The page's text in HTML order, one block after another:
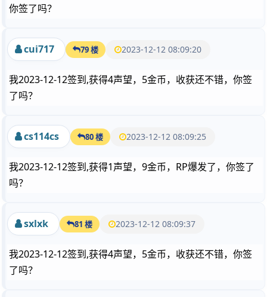
你签了吗？
cui717 79 楼 2023-12-12 08:09:20
我2023-12-12签到,获得4声望，5金币，收获还不错，你签
了吗？
cs114cs 80 楼 2023-12-12 08:09:25
我2023-12-12签到,获得1声望，9金币，RP爆发了，你签了
吗？
sxlxk 81 楼 2023-12-12 08:09:37
我2023-12-12签到,获得4声望，5金币，收获还不错，你签
了吗？